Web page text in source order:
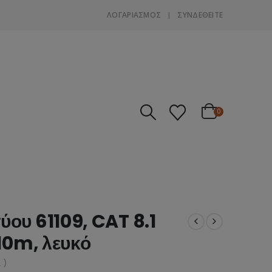
ΛΟΓΑΡΙΑΣΜΌΣ ΣΎΝΔΕΘΕΊΤΕ
0
61109, CAT 8.1
λευκό
)